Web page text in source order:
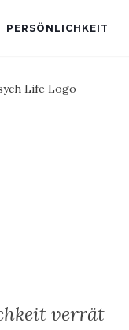
PERSÖNLICHKEIT
verrät